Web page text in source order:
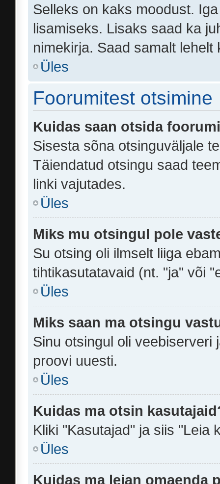
Selleks on kaks moodust.
lisamiseks. Lisaks saad ka
nimekirja. Saad samalt lehelt
Üles
Foorumitest otsimine
Kuidas saan otsida
Sisesta sõna otsinguväljale
Täiendatud otsingu saad
linki vajutades.
Üles
Miks mu otsingul pole
Su otsing oli ilmselt liiga
tihtikasutatavaid (nt. "ja" või
Üles
Miks saan ma otsingu
Sinu otsingul oli veebiserveri
proovi uuesti.
Üles
Kuidas ma otsin
Kliki "Kasutajad" ja siis "Leia
Üles
Kuidas ma leian omaenda